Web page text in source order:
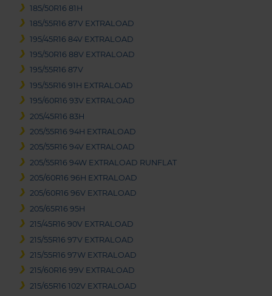
185/50R16 81H
185/55R16 87V EXTRALOAD
195/45R16 84V EXTRALOAD
195/50R16 88V EXTRALOAD
195/55R16 87V
195/55R16 91H EXTRALOAD
195/60R16 93V EXTRALOAD
205/45R16 83H
205/55R16 94H EXTRALOAD
205/55R16 94V EXTRALOAD
205/55R16 94W EXTRALOAD RUNFLAT
205/60R16 96H EXTRALOAD
205/60R16 96V EXTRALOAD
205/65R16 95H
215/45R16 90V EXTRALOAD
215/55R16 97V EXTRALOAD
215/55R16 97W EXTRALOAD
215/60R16 99V EXTRALOAD
215/65R16 102V EXTRALOAD